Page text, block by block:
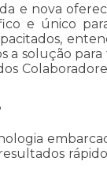
e nova
e único
a solução